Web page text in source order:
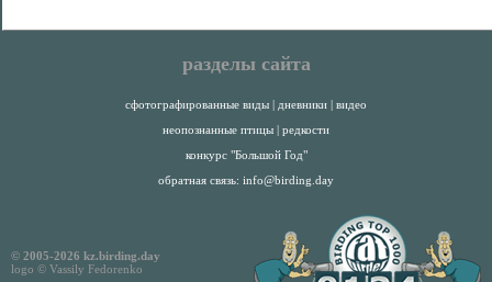
разделы сайта
сфотографированные виды | дневники | видео
неопознанные птицы | редкости
конкурс "Большой Год"
обратная связь: info@birding.day
© 2005-2026 kz.birding.day
logo © Vassily Fedorenko